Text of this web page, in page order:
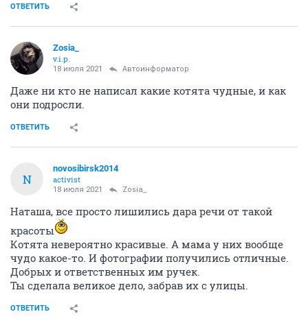
ОТВЕТИТЬ
Zosia_
v.i.p.
18 июля 2021 Автоинформатор
Даже ни кто не написал какие котята чудные, и как
они подросли.
ОТВЕТИТЬ
N
novosibirsk2014
activist
18 июля 2021 Zosia_
Наташа, все просто лишились дара речи от такой
красоты
Котята невероятно красивые. А мама у них вообще
чудо какое-то. И фотографии получились отличные.
Добрых и ответственных им ручек.
Ты сделала великое дело, забрав их с улицы.
ОТВЕТИТЬ